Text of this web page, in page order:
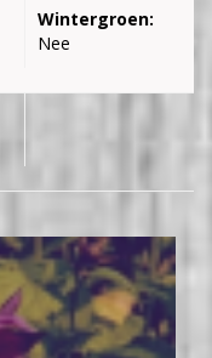
Wintergroen:
Nee